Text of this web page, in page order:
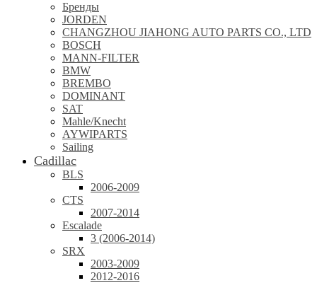
Бренды
JORDEN
CHANGZHOU JIAHONG AUTO PARTS CO., LTD
BOSCH
MANN-FILTER
BMW
BREMBO
DOMINANT
SAT
Mahle/Knecht
AYWIPARTS
Sailing
Cadillac
BLS
2006-2009
CTS
2007-2014
Escalade
3 (2006-2014)
SRX
2003-2009
2012-2016